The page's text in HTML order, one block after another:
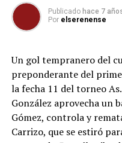
Publicado hace 7
Por elserenense
Un gol tempranero del
preponderante del
la fecha 11 del torneo
González aprovecha un
Gómez, controla y
Carrizo, que se estiró